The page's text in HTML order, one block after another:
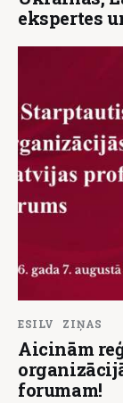
ekspertes
ESILV ZIŅAS
Aicinām
forumam!